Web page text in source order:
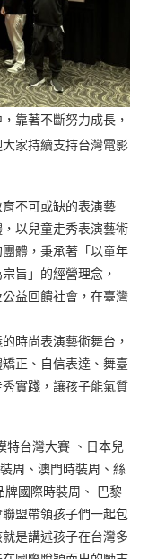
靠著不斷努力成長，
家持續支持台灣電影
不可或缺的表演藝
以兒童走秀表演藝術
體，秉承著「以童年
旨」的經營理念，
公益回饋社會，在臺灣
時尚表演藝術舞台，
正、自信表達、舞臺
實踐，讓孩子能氣質
特台灣大賽 、日本兒
周、澳門時裝周、絲
牌國際時裝周、 巴黎
盟帶領孩子們一起包
是講述孩子在台灣多